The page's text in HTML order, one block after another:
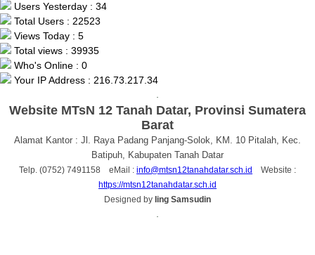
Users Yesterday : 34
Total Users : 22523
Views Today : 5
Total views : 39935
Who's Online : 0
Your IP Address : 216.73.217.34
Website MTsN 12 Tanah Datar, Provinsi Sumatera
Barat
Alamat Kantor : Jl. Raya Padang Panjang-Solok, KM. 10 Pitalah, Kec.
Batipuh, Kabupaten Tanah Datar
Telp. (0752) 7491158 eMail : info@mtsn12tanahdatar.sch.id
Website :
https://mtsn12tanahdatar.sch.id
Designed by Iing Samsudin